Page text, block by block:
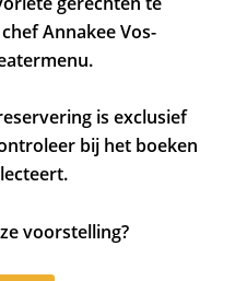
Annakee Vos-
is exclusief
bij het boeken
voorstelling?